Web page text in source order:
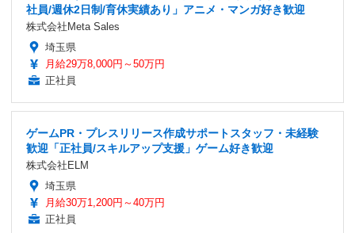
社員/週休2日制/育休実績あり」アニメ・マンガ好き歓迎
株式会社Meta Sales
埼玉県
月給29万8,000円～50万円
正社員
ゲームPR・プレスリリース作成サポートスタッフ・未経験
歓迎「正社員/スキルアップ支援」ゲーム好き歓迎
株式会社ELM
埼玉県
月給30万1,200円～40万円
正社員